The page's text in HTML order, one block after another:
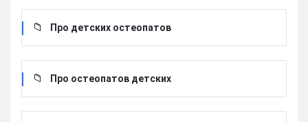
Про детских остеопатов
Про остеопатов детских